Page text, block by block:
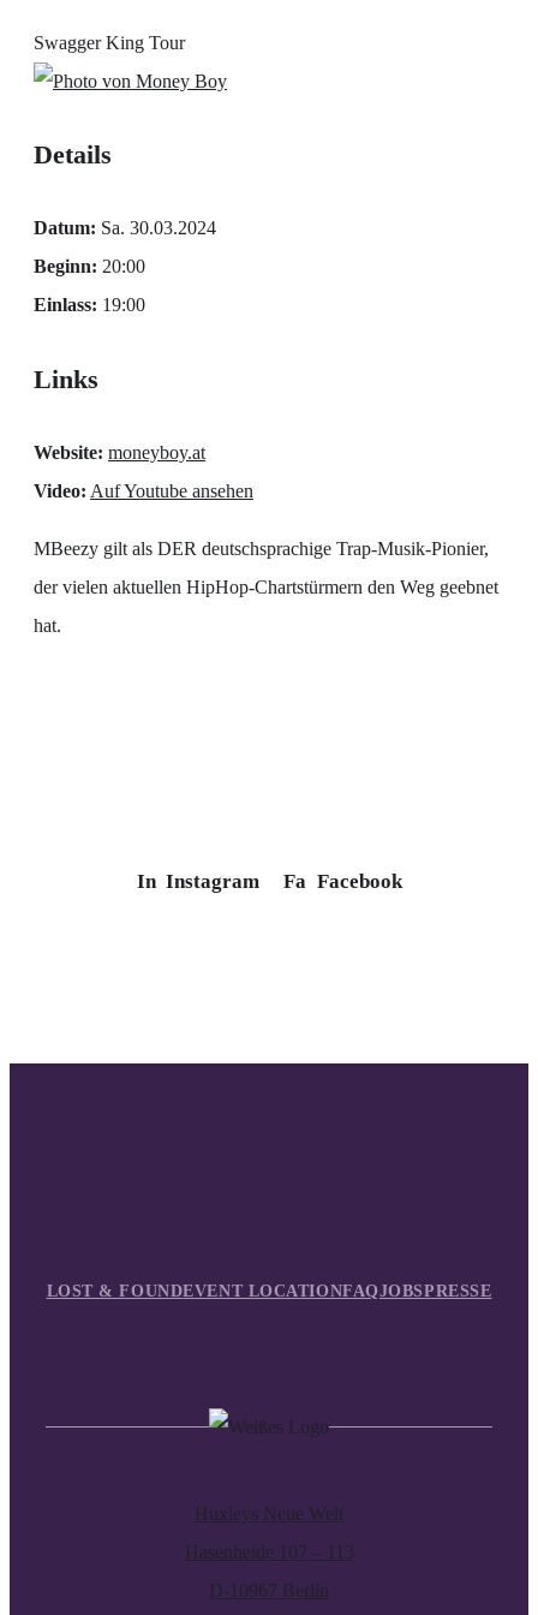
Swagger King Tour
Details
Datum: Sa. 30.03.2024
Beginn: 20:00
Einlass: 19:00
Links
Website: moneyboy.at
Video: Auf Youtube ansehen
MBeezy gilt als DER deutschsprachige Trap-Musik-Pionier,
der vielen aktuellen HipHop-Chartstürmern den Weg geebnet
hat.
In Instagram Fa Facebook
LOST & FOUNDEVENT LOCATIONFAQJOBSPRESSE
Huxleys Neue Welt
Hasenheide 107 – 113
D-10967 Berlin